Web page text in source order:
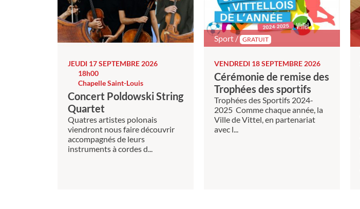
JEUDI 17 SEPTEMBRE 2026
18h00
Chapelle Saint-Louis
Concert Poldowski String
Quartet
Quatres artistes polonais
viendront nous faire découvrir
accompagnés de leurs
instruments à cordes d...
Sport / GRATUIT
VENDREDI 18 SEPTEMBRE 2026
Cérémonie de remise des
Trophées des sportifs
Trophées des Sportifs 2024-
2025 Comme chaque année, la
Ville de Vittel, en partenariat
avec l...